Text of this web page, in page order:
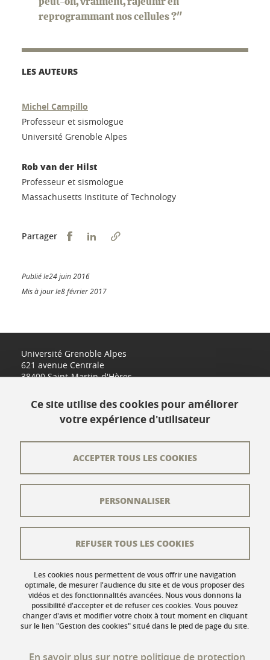
reprogrammant nos cellules ?"
LES AUTEURS
Michel Campillo
Professeur et sismologue
Université Grenoble Alpes
Rob van der Hilst
Professeur et sismologue
Massachusetts Institute of Technology
Partager Partager sur Facebook
Partager sur LinkedIn
Publié le24 juin 2016
Mis à jour le8 février 2017
Université Grenoble Alpes
621 avenue Centrale
38400 Saint-Martin-d'Hères
L'équipe éditoriale
Crédits
Mentions légales
Données personnelles
Gestion des cookies
Accessibilité : non conforme
Ce site utilise des cookies pour améliorer
votre expérience d'utilisateur
Les cookies nous permettent de vous offrir une navigation
optimale, de mesurer l'audience du site et de vous proposer des
vidéos et des fonctionnalités avancées. Nous vous donnons la
possibilité d'accepter et de refuser ces cookies. Vous pouvez
changer d'avis et modifier votre choix à tout moment en cliquant
sur le lien "Gestion des cookies" situé dans le pied de page du site.
En savoir plus sur notre politique de protection
ACCEPTER TOUS LES COOKIES
REFUSER TOUS LES COOKIES
PERSONNALISER